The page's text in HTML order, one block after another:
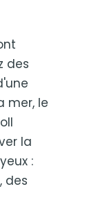
des
mer, le
la
:
des